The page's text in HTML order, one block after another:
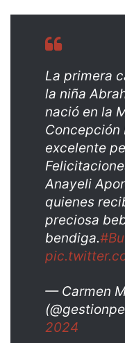
La primera
la niña
nació en la
Concepción
excelente
Anayeli
quienes
preciosa
bendiga.
— Carmen
2024